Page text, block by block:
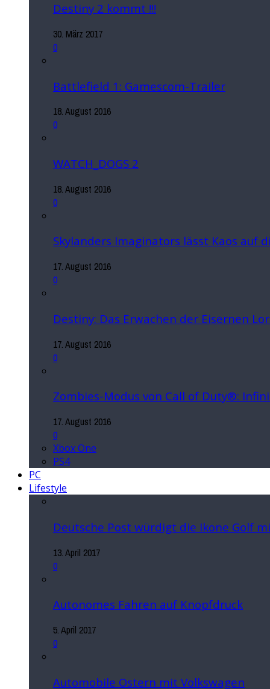
Destiny 2 kommt !!!
30. März 2017
0
Battlefield 1: Gamescom-Trailer
18. August 2016
0
WATCH_DOGS 2
18. August 2016
0
Skylanders Imaginators lässt Kaos auf
17. August 2016
0
Destiny: Das Erwachen der Eisernen
17. August 2016
0
Zombies-Modus von Call of Duty®:
17. August 2016
0
Xbox One
PS4
PC
Lifestyle
Deutsche Post würdigt die Ikone Golf
13. April 2017
0
Autonomes Fahren auf Knopfdruck
5. April 2017
0
Automobile Ostern mit Volkswagen